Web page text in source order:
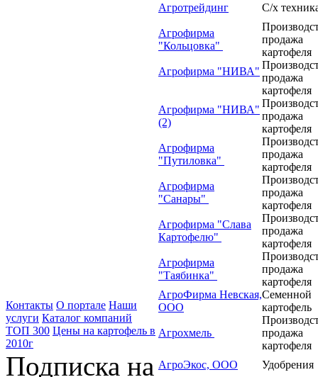
Контакты О портале Наши
услуги Каталог компаний
ТОП 300 Цены на картофель в
2010г
Подписка на
Агротрейдинг С/х
Агрофирма
"Кольцовка"
продажа
картофеля
Агрофирма "НИВА"
продажа
картофеля
Агрофирма "НИВА"
(2)
продажа
картофеля
Агрофирма
"Путиловка"
продажа
картофеля
Агрофирма
"Санары"
продажа
картофеля
Агрофирма "Слава
Картофелю"
продажа
картофеля
Агрофирма
"Таябинка"
продажа
картофеля
АгроФирма Невская,
ООО
Семенной
картофель
Агрохмель
продажа
картофеля
АгроЭкос, ООО
Удобрения